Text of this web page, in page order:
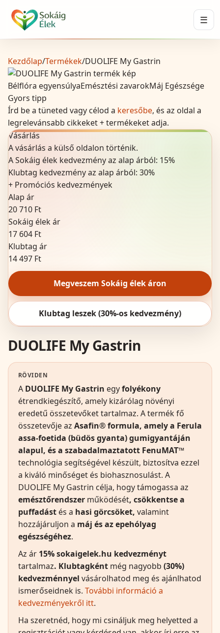
☰
Kezdőlap/Termékek/DUOLIFE My Gastrin
Bélflóra egyensúlyaEmésztési zavarokMáj Egészsége
Gyors tipp
Írd be a tüneted vagy célod a keresőbe, és az oldal a
legrelevánsabb cikkeket + termékeket adja.
Vásárlás
A vásárlás a külső oldalon történik.
A Sokáig élek kedvezmény az alap árból: 15%
Klubtag kedvezmény az alap árból: 30%
+ Promóciós kedvezmények
Alap ár
20 710 Ft
Sokáig élek ár
17 604 Ft
Klubtag ár
14 497 Ft
Megveszem Sokáig élek áron
Klubtag leszek (30%-os kedvezmény)
DUOLIFE My Gastrin
RÖVIDEN
A DUOLIFE My Gastrin egyfolyékony
étrendkiegészítő, amely kizárólag növényi
eredetű összetevőket tartalmaz. A termék fő
összetevője az Asafin® formula, amely a Ferula
assa-foetida (büdös gyanta) gumigyantáján
alapul, és a szabadalmaztatott FenuMAT™
technológia segítségével készült, biztosítva ezzel
a kiváló minőséget és biohasznosulást. A
DUOLIFE My Gastrin célja, hogy támogassa az
emésztőrendszer működését, csökkentse a
puffadást és a hasi görcsöket, valamint
hozzájáruljon a máj és az epehólyag
egészségéhez.
Az ár 15% sokaigelek.hu kedvezményt
tartalmaz. Klubtagként még nagyobb (30%)
kedvezménnyel vásárolhatod meg és ajánlhatod
ismerőseidnek is. További információ a
kedvezményekről itt.
Ha szeretnéd, hogy mi csináljuk meg helyetted a